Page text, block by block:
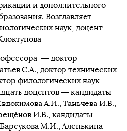
и дополнительного
Возглавляет
наук, доцент
— доктор
С.А., доктор технических
филологических наук
доцентов — кандидаты
А.И., Таньчева И.В.,
И.В., кандидаты
М.И., Аленькина